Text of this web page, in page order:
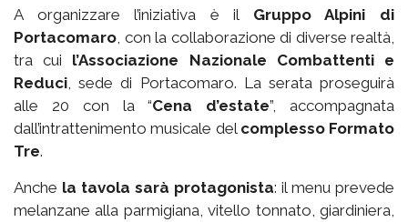
A organizzare l’iniziativa è il Gruppo Alpini di
Portacomaro, con la collaborazione di diverse realtà,
tra cui l’Associazione Nazionale Combattenti e
Reduci, sede di Portacomaro. La serata proseguirà
alle 20 con la “Cena d’estate”, accompagnata
dall’intrattenimento musicale del complesso Formato
Tre.
Anche la tavola sarà protagonista: il menu prevede
melanzane alla parmigiana, vitello tonnato, giardiniera,